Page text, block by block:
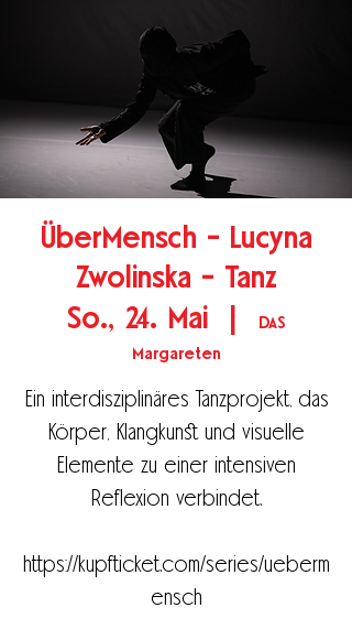
ÜberMensch - Lucyna
Zwolinska - Tanz
So., 24. Mai
DAS
Margareten
Ein interdisziplinäres Tanzprojekt, das
Körper, Klangkunst und visuelle
Elemente zu einer intensiven
Reflexion verbindet.
https://kupfticket.com/series/ueberm
ensch